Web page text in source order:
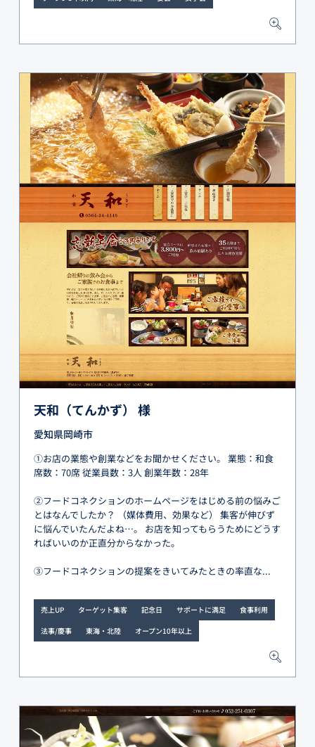
天和（てんかず） 様
愛知県岡崎市
①お店の業態や創業などをお聞かせください。 業態：和食
席数：70席 従業員数：3人 創業年数：28年
②フードコネクションのホームページをはじめる前の悩みご
とはなんでしたか？ （媒体費用、効果など） 集客が伸びず
に悩んでいたんだよね…。 お店を知ってもらうためにどうす
ればいいのか正直分からなかった。
③フードコネクションの提案をきいてみたときの率直な...
売上UP ターゲット集客 記念日 サポートに満足
食事利用
法事/慶事
東海・北陸 オープン10年以上